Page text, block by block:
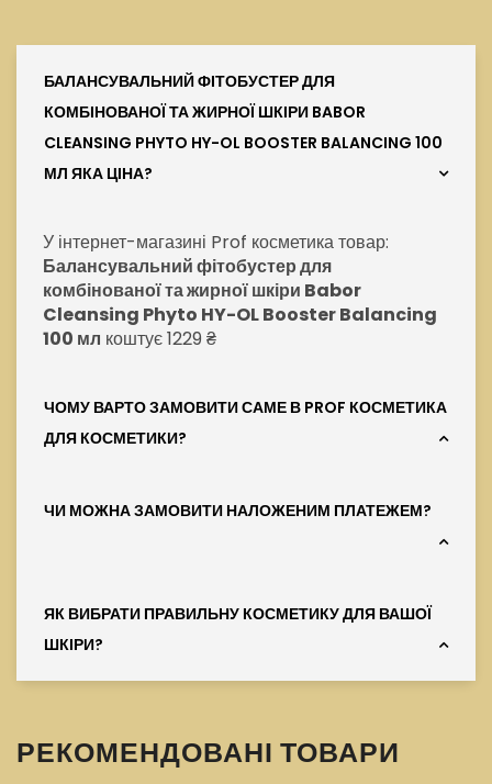
БАЛАНСУВАЛЬНИЙ ФІТОБУСТЕР ДЛЯ
КОМБІНОВАНОЇ ТА ЖИРНОЇ ШКІРИ BABOR
CLEANSING PHYTO HY-OL BOOSTER BALANCING 100
МЛ ЯКА ЦІНА?
У інтернет-магазині Prof косметика товар:
Балансувальний фітобустер для
комбінованої та жирної шкіри Babor
Cleansing Phyto HY-OL Booster Balancing
100 мл коштує 1229 ₴
ЧОМУ ВАРТО ЗАМОВИТИ САМЕ В PROF КОСМЕТИКА
ДЛЯ КОСМЕТИКИ?
ЧИ МОЖНА ЗАМОВИТИ НАЛОЖЕНИМ ПЛАТЕЖЕМ?
ЯК ВИБРАТИ ПРАВИЛЬНУ КОСМЕТИКУ ДЛЯ ВАШОЇ
ШКІРИ?
РЕКОМЕНДОВАНІ ТОВАРИ